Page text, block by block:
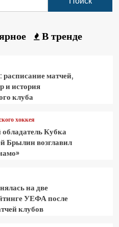
В тренде
матчей,
и история
клуба
хоккея
Кубка
Брылин возглавил
на две
УЕФА после
клубов